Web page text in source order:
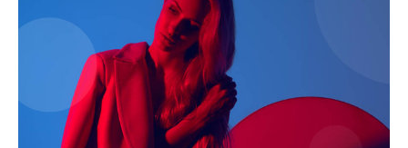
Kontakt
Impressum